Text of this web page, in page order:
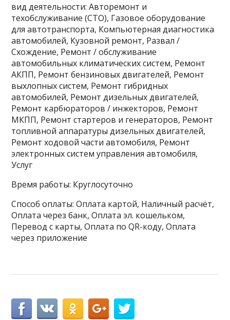
вид деятельности: Авторемонт и
техобслуживание (СТО), Газовое оборудование
для автотранспорта, Компьютерная диагностика
автомобилей, Кузовной ремонт, Развал /
Схождение, Ремонт / обслуживание
автомобильных климатических систем, Ремонт
АКПП, Ремонт бензиновых двигателей, Ремонт
выхлопных систем, Ремонт гибридных
автомобилей, Ремонт дизельных двигателей,
Ремонт карбюраторов / инжекторов, Ремонт
МКПП, Ремонт стартеров и генераторов, Ремонт
топливной аппаратуры дизельных двигателей,
Ремонт ходовой части автомобиля, Ремонт
электронных систем управления автомобиля,
Услуг
Время работы: Круглосуточно
Способ оплаты: Оплата картой, Наличный расчёт,
Оплата через банк, Оплата эл. кошельком,
Перевод с карты, Оплата по QR-коду, Оплата
через приложение